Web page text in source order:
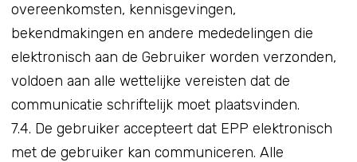
overeenkomsten, kennisgevingen,
bekendmakingen en andere mededelingen die
elektronisch aan de Gebruiker worden verzonden,
voldoen aan alle wettelijke vereisten dat de
communicatie schriftelijk moet plaatsvinden.
7.4. De gebruiker accepteert dat EPP elektronisch
met de gebruiker kan communiceren. Alle